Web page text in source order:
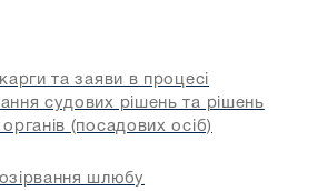
та заяви в процесі
судових рішень та рішень
органів (посадових осіб)
шлюбу